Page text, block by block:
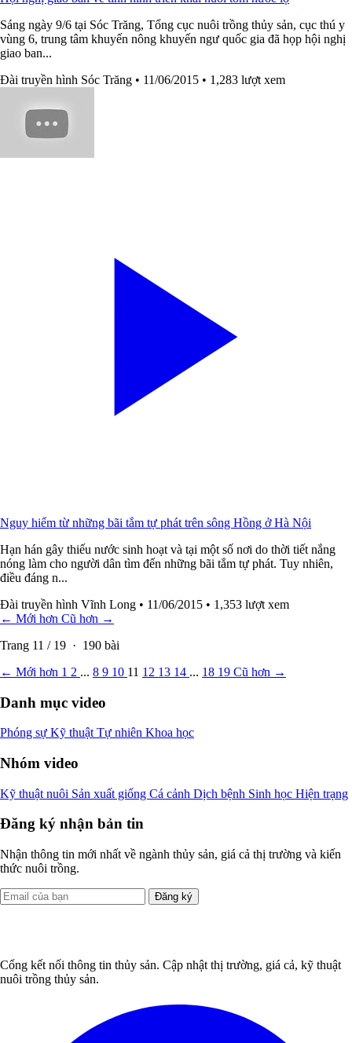
Sáng ngày 9/6 tại Sóc Trăng, Tổng cục nuôi trồng thủy sản, cục thú y
vùng 6, trung tâm khuyến nông khuyến ngư quốc gia đã họp hội nghị
giao ban...
Đài truyền hình Sóc Trăng • 11/06/2015 • 1,283 lượt xem
Nguy hiểm từ những bãi tắm tự phát trên sông Hồng ở Hà Nội
Hạn hán gây thiếu nước sinh hoạt và tại một số nơi do thời tiết nắng
nóng làm cho người dân tìm đến những bãi tắm tự phát. Tuy nhiên,
điều đáng n...
Đài truyền hình Vĩnh Long • 11/06/2015 • 1,353 lượt xem
← Mới hơn Cũ hơn →
Trang 11 / 19 · 190 bài
← Mới hơn 1 2 ... 8 9 10 11 12 13 14 ... 18 19 Cũ hơn →
Danh mục video
Phóng sự Kỹ thuật Tự nhiên Khoa học
Nhóm video
Kỹ thuật nuôi Sản xuất giống Cá cảnh Dịch bệnh Sinh học Hiện trạng
Đăng ký nhận bản tin
Nhận thông tin mới nhất về ngành thủy sản, giá cả thị trường và kiến
thức nuôi trồng.
Đăng ký
Cổng kết nối thông tin thủy sản. Cập nhật thị trường, giá cả, kỹ thuật
nuôi trồng thủy sản.